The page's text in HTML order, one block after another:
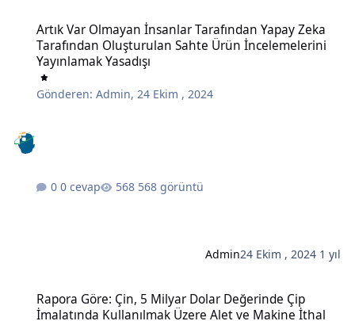
Artık Var Olmayan İnsanlar Tarafından Yapay Zeka
Tarafından Oluşturulan Sahte Ürün İncelemelerini
Yayınlamak Yasadışı
Gönderen:Admin,24 Ekim , 2024
0 cevap 568 görüntü
Admin24 Ekim , 2024 1 yıl
Rapora Göre: Çin, 5 Milyar Dolar Değerinde Çip
İmalatında Kullanılmak Üzere Alet ve Makine İthal